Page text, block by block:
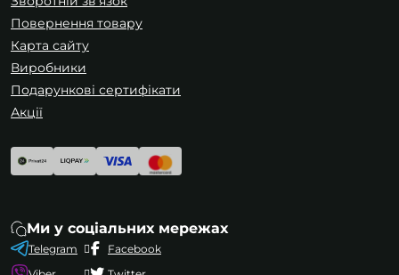
Повернення товару
Карта сайту
Виробники
Подарункові сертифікати
Акції
Ми у соціальних мережах
Telegram
Facebook